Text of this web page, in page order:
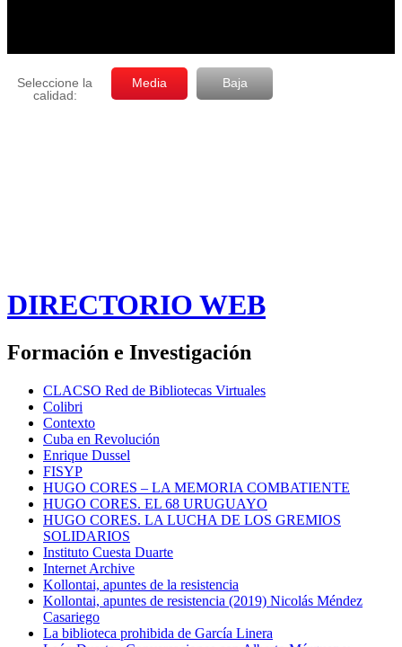
DIRECTORIO WEB
Formación e Investigación
CLACSO Red de Bibliotecas Virtuales
Colibri
Contexto
Cuba en Revolución
Enrique Dussel
FISYP
HUGO CORES – LA MEMORIA COMBATIENTE
HUGO CORES. EL 68 URUGUAYO
HUGO CORES. LA LUCHA DE LOS GREMIOS
SOLIDARIOS
Instituto Cuesta Duarte
Internet Archive
Kollontai, apuntes de la resistencia
Kollontai, apuntes de resistencia (2019) Nicolás Méndez
Casariego
La biblioteca prohibida de García Linera